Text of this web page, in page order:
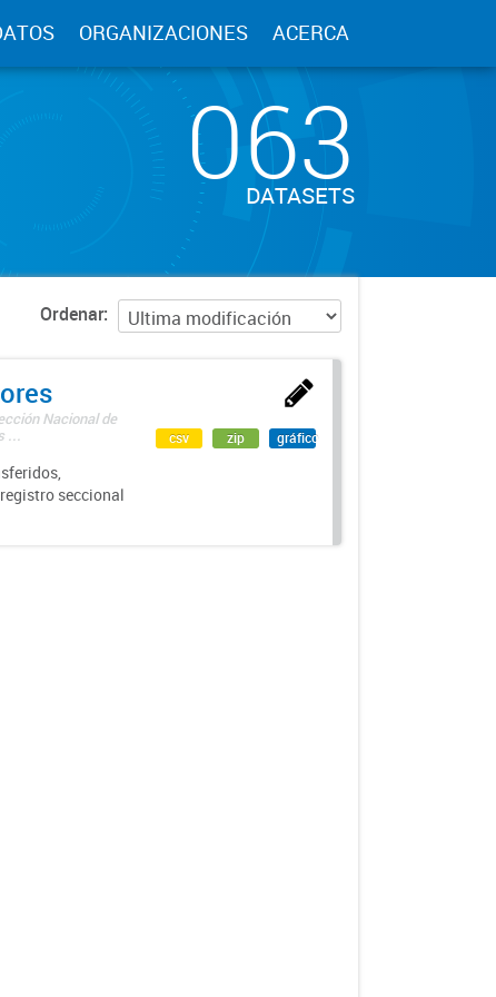
ORGANIZACIONES ACERCA
063
DATASETS
Ordenar
Nacional de
...
seccional
csv zip gráfico